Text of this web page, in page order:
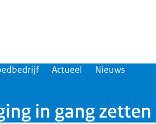
Actueel Nieuws
in gang